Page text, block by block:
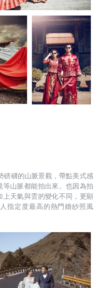
山脈都能拍出來。也因為拍
天氣與雲的變化不同，更顯
指定度最高的熱門婚紗照風